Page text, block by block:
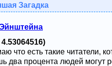
Загадка
что есть такие читатели,
процента людей могут